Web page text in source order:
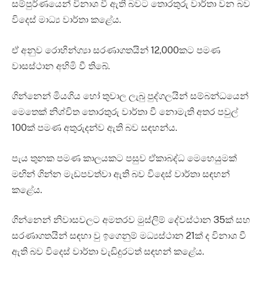
සම්පුර්ණයෙන් විනාශ වී ඇති බවට තොරතුරු වාර්තා වන බව
විදෙස් මාධ්‍ය වාර්තා කළේය.
ඒ අනුව රොහින්ග්‍යා සරණාගතයින් 12,000කට පමණ
වාසස්ථාන අහිමි වී තිබේ.
ගින්නෙන් මියගිය හෝ තුවාල ලැබු පුද්ගලයින් සම්බන්ධයෙන්
මෙතෙක් නිශ්චිත තොරතුරු වාර්තා වී නොමැති අතර පවුල්
100ක් පමණ අතුරුදන්ව ඇති බව සඳහන්ය.
පැය තුනක පමණ කාලයකට පසුව ඒකාබද්ධ මෙහෙයුමක්
මඟින් ගින්න මැඩපවත්වා ඇති බව විදෙස් වාර්තා සඳහන්
කළේය.
ගින්නෙන් නිවාසවලට අමතරව මුස්ලිම් දේවස්ථාන 35ක් සහ
සරණාගතයින් සඳහා වු ඉගෙනුම් මධ්‍යස්ථාන 21ක් ද විනාශ වී
ඇති බව විදෙස් වාර්තා වැඩිදුරටත් සඳහන් කළේය.